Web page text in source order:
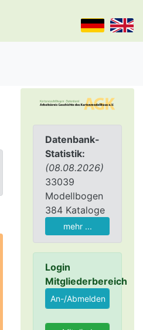
Datenbank-
Statistik:
(08.08.2026)
33039
Modellbogen
384 Kataloge
mehr ...
Login
Mitgliederbereich